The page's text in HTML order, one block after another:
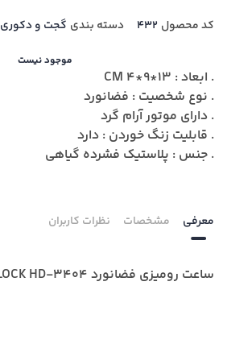
کد محصول 432 دسته بندی گجت و دکوری
موجود نیست
. ابعاد : 13*9*4 CM
. نوع شخصیت : فضانورد
. دارای موتور آرام گرد
. قابلیت زنگ خوردن : دارد
. جنس : پلاستیک فشرده گیاهی
معرفی مشخصات نظرات کاربران
ساعت رومیزی فضانورد CLOCK HD-3404